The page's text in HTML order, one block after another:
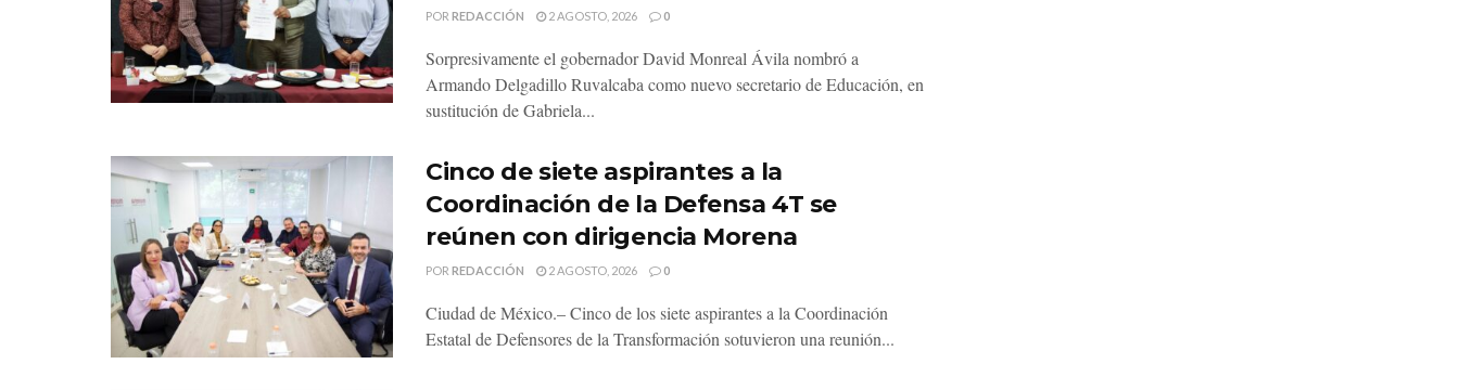
POR REDACCIÓN 2 AGOSTO, 2026 0
Sorpresivamente el gobernador David Monreal Ávila nombró a
Armando Delgadillo Ruvalcaba como nuevo secretario de Educación, en
sustitución de Gabriela...
Cinco de siete aspirantes a la
Coordinación de la Defensa 4T se
reúnen con dirigencia Morena
POR REDACCIÓN 2 AGOSTO, 2026 0
Ciudad de México.– Cinco de los siete aspirantes a la Coordinación
Estatal de Defensores de la Transformación sotuvieron una reunión...